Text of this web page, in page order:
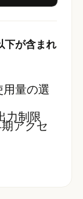
下が含まれ
量の選
力制限
アクセ